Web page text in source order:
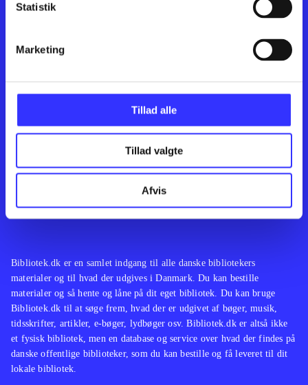
Statistik
Marketing
Tillad alle
Tillad valgte
Afvis Feedback
Bibliotek.dk er en samlet indgang til alle danske bibliotekers
materialer og til hvad der udgives i Danmark. Du kan bestille
materialer og så hente og låne på dit eget bibliotek. Du kan bruge
Bibliotek.dk til at søge frem, hvad der er udgivet af bøger, musik,
tidsskrifter, artikler, e-bøger, lydbøger osv. Bibliotek.dk er altså ikke
et fysisk bibliotek, men en database og service over hvad der findes på
danske offentlige biblioteker, som du kan bestille og få leveret til dit
lokale bibliotek.
Kontakt os
English
Artikler
Film
Musik
Noder